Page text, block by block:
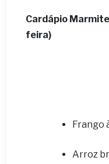
Cardápio
feira)
Frango
Arroz